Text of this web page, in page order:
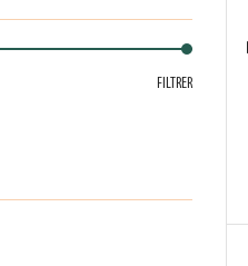
FILTRER